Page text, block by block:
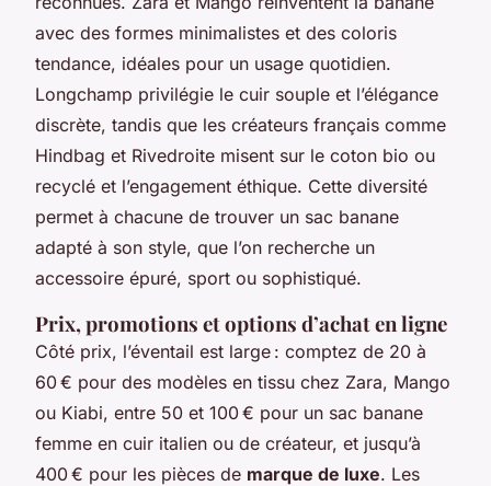
avec des formes minimalistes et des coloris
tendance, idéales pour un usage quotidien.
Longchamp privilégie le cuir souple et l’élégance
discrète, tandis que les créateurs français comme
Hindbag et Rivedroite misent sur le coton bio ou
recyclé et l’engagement éthique. Cette diversité
permet à chacune de trouver un sac banane
adapté à son style, que l’on recherche un
accessoire épuré, sport ou sophistiqué.
Prix, promotions et options d’achat en ligne
Côté prix, l’éventail est large : comptez de 20 à
60 € pour des modèles en tissu chez Zara, Mango
ou Kiabi, entre 50 et 100 € pour un sac banane
femme en cuir italien ou de créateur, et jusqu’à
400 € pour les pièces de marque de luxe. Les